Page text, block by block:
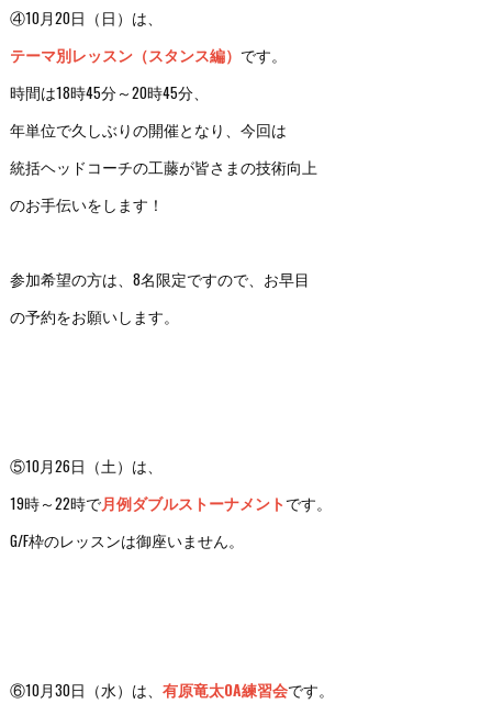
④10月20日（日）は、
テーマ別レッスン（スタンス編） です。
時間は18時45分～20時45分、
年単位で久しぶりの開催となり、今回は
統括ヘッドコーチの工藤が皆さまの技術向上
のお手伝いをします！
参加希望の方は、8名限定ですので、お早目
の予約をお願いします。
⑤10月26日（土）は、
19時～22時で月例ダブルストーナメントです。
G/F枠のレッスンは御座いません。
⑥10月30日（水）は、 有原竜太OA練習会です。